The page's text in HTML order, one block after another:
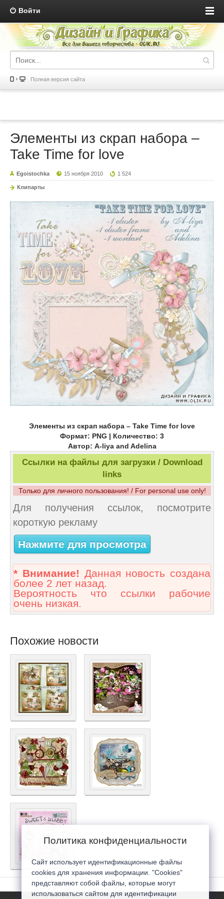
Войти
Полная версия сайта
Элементы из скрап набора –
Take Time for love
Egoistochka 15 ноября 2010 1 524
Клипарты
Элементы из скрап набора – Take Time for love
Формат: PNG | Количество: 3
Автор: A-liya and Adelina
Ссылки на файлы для загрузки / Download
links
Только для личного пользования! / For personal use only!
Для получения ссылок, посмотрите
короткую рекламу
Нажмите для просмотра
* Внимание! Данная новость создана
более 2 лет назад.
Вероятность что ссылки рабочие
очень низкая.
Похожие новости
Политика конфиденциальности
Сайт использует идентификационные файлы
cookies для хранения информации. "Cookies"
представляют собой файлы, которые могут
использоваться сайтом для идентификации